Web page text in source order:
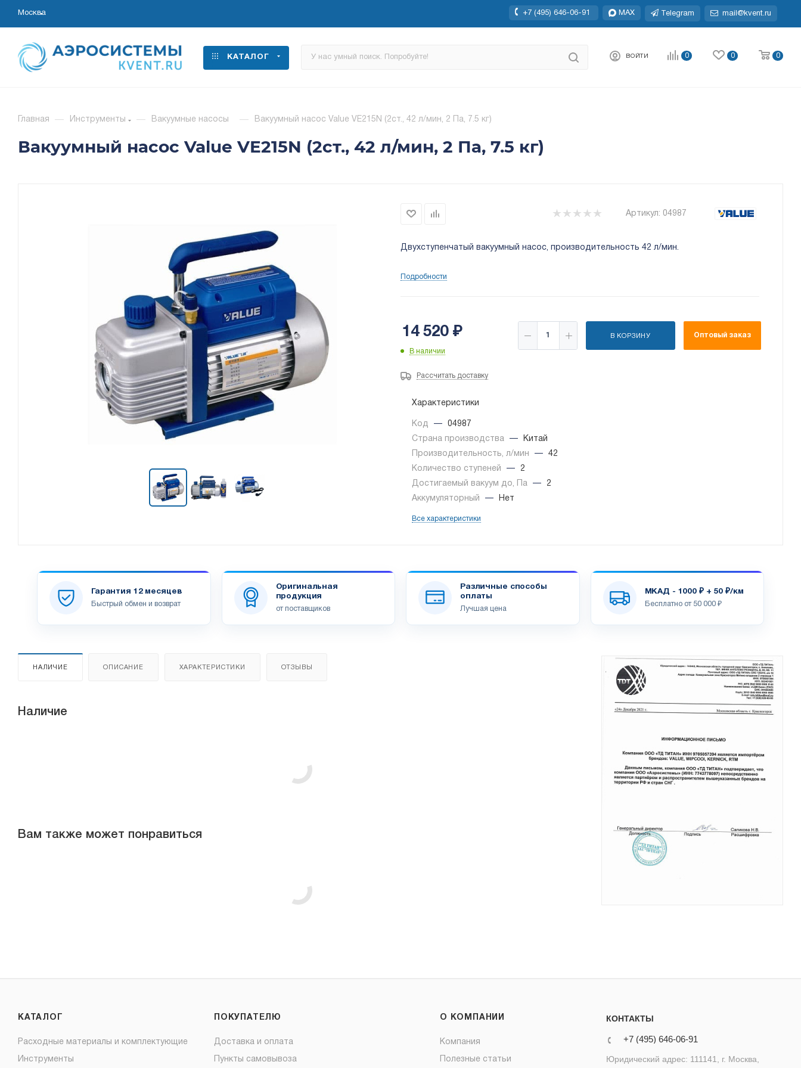
Москва +7 (495) 646-06-91 MAX Telegram mail@kvent.ru
КАТАЛОГ ВОЙТИ 0 0 0
Главная — Инструменты — Вакуумные насосы — Вакуумный насос Value VE215N (2ст., 42 л/мин, 2 Па, 7.5 кг)
Вакуумный насос Value VE215N (2ст., 42 л/мин, 2 Па, 7.5 кг)
Артикул: 04987
Двухступенчатый вакуумный насос, производительность 42 л/мин.
Подробности
14 520₽
В наличии
В КОРЗИНУ Оптовый заказ
Рассчитать доставку
Характеристики
Код —
04987
Страна производства
—
Китай
Производительность, л/мин
—
42
Количество ступеней
—
2
Достигаемый вакуум до, Па
—
2
Аккумуляторный
— Нет
Все характеристики
Гарантия 12 месяцев
Быстрый обмен и возврат
Оригинальная
продукция
от поставщиков
Различные способы
оплаты
Лучшая цена
МКАД - 1000 ₽ + 50 ₽/км
Бесплатно от 50 000 ₽
НАЛИЧИЕ ОПИСАНИЕ ХАРАКТЕРИСТИКИ ОТЗЫВЫ
Наличие
Вам также может понравиться
КАТАЛОГ
Расходные материалы и комплектующие
Инструменты
ПОКУПАТЕЛЮ
Доставка и оплата
Пункты самовывоза
О КОМПАНИИ
Компания
Полезные статьи
КОНТАКТЫ
+7 (495) 646-06-91
Юридический адрес: 111141, г. Москва,